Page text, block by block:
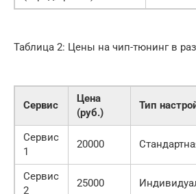
Таблица 2: Цены на чип-тюнинг в
Сервис
Цена
(руб.)
Тип
Сервис
1
20000
Сервис
2
25000